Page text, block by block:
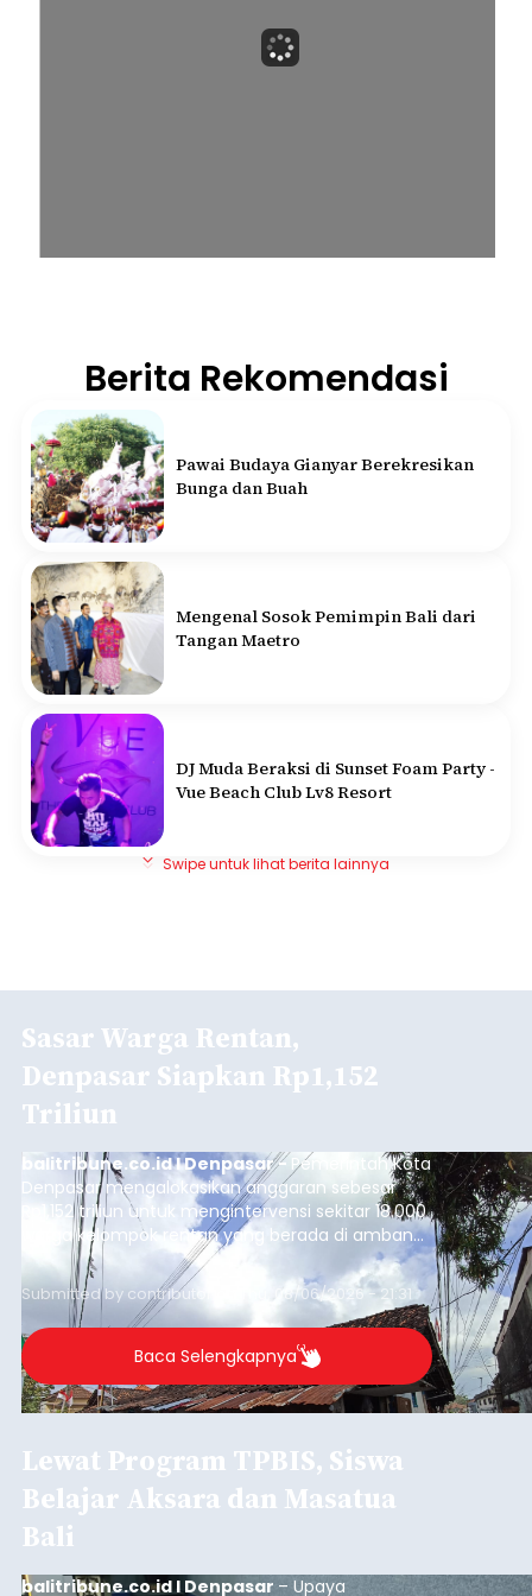
Berita Rekomendasi
Pawai Budaya Gianyar Berekresikan
Bunga dan Buah
Mengenal Sosok Pemimpin Bali dari
Tangan Maetro
DJ Muda Beraksi di Sunset Foam Party -
Vue Beach Club Lv8 Resort
Swipe untuk lihat berita lainnya
Sasar Warga Rentan,
Denpasar Siapkan Rp1,152
Triliun
balitribune.co.id I Denpasar - Pemerintah Kota
Denpasar mengalokasikan anggaran sebesar
Rp1,152 triliun untuk mengintervensi sekitar 18.000
warga kelompok rentan yang berada di ambang
garis kemiskinan. Langkah strategis ini diambil
guna menjaga masyarakat yang berada pada
kelompok desil 5 dan 6 tersebut agar tidak
merosot ke kategori miskin.
Submitted by contributor Thu, 08/06/2026 - 21:31
Baca Selengkapnya
Lewat Program TPBIS, Siswa
Belajar Aksara dan Masatua
Bali
balitribune.co.id I Denpasar – Upaya